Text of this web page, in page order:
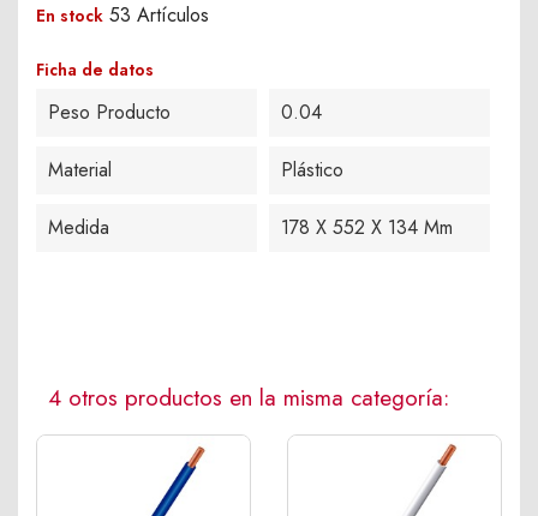
En stock 53 Artículos
Ficha de datos
Peso Producto 0.04
Material Plástico
Medida 178 X 552 X 134 Mm
4 otros productos en la misma categoría: